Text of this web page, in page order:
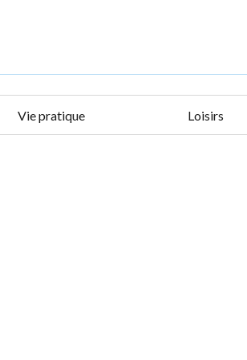
Vie pratique Loisirs